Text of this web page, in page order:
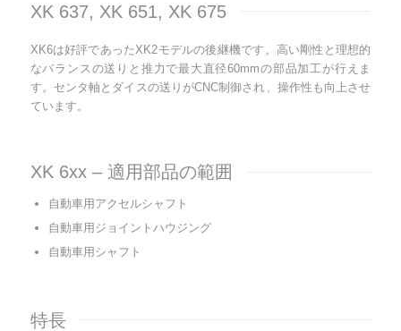
XK 637, XK 651, XK 675
XK6は好評であったXK2モデルの後継機です。高い剛性と理想的
なバランスの送りと推力で最大直径60mmの部品加工が行えま
す。センタ軸とダイスの送りがCNC制御され、操作性も向上させ
ています。
XK 6xx – 適用部品の範囲
自動車用アクセルシャフト
自動車用ジョイントハウジング
自動車用シャフト
特長